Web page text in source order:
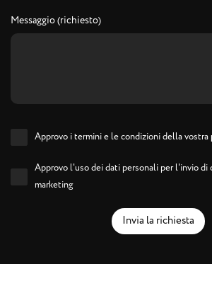
Messaggio (richiesto)
Approvo i termini e le condizioni della vostra
Approvo l'uso dei dati personali per l'invio di
marketing
Invia la richiesta